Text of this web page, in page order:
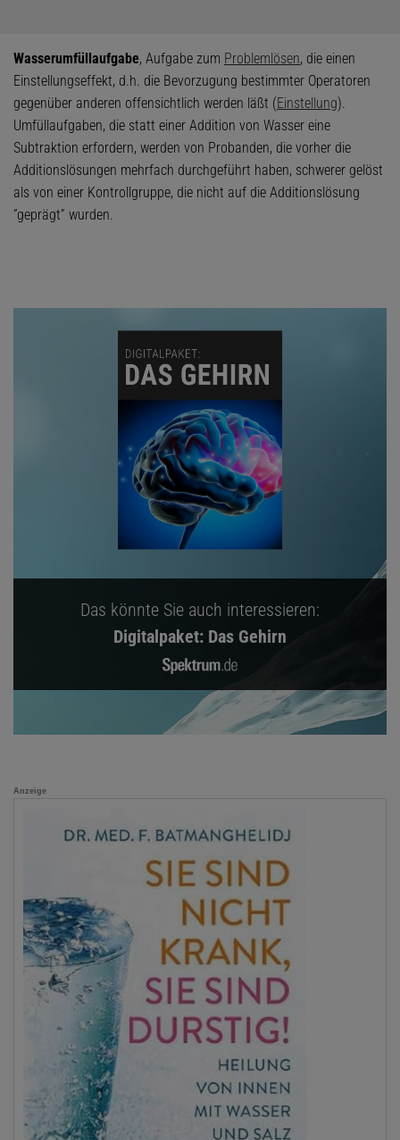
Wasserumfüllaufgabe, Aufgabe zum Problemlösen, die einen
Einstellungseffekt, d.h. die Bevorzugung bestimmter Operatoren
gegenüber anderen offensichtlich werden läßt (Einstellung).
Umfüllaufgaben, die statt einer Addition von Wasser eine
Subtraktion erfordern, werden von Probanden, die vorher die
Additionslösungen mehrfach durchgeführt haben, schwerer gelöst
als von einer Kontrollgruppe, die nicht auf die Additionslösung
“geprägt” wurden.
Das könnte Sie auch interessieren:
Digitalpaket: Das Gehirn
Anzeige